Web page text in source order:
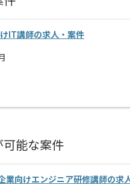
IT講師の求人・案件
可能な案件
業向けエンジニア研修講師の求